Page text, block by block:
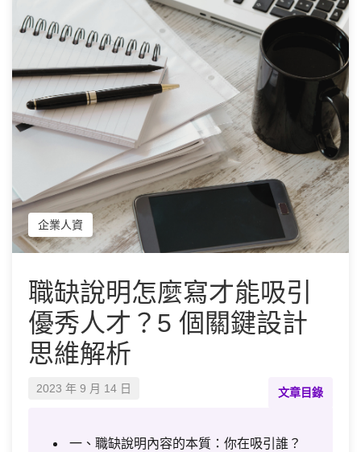
企業人資
職缺說明怎麼寫才能吸引
優秀人才？5 個關鍵設計
思維解析
2023 年 9 月 14 日 文章目錄
一、職缺說明內容的本質：你在吸引誰？